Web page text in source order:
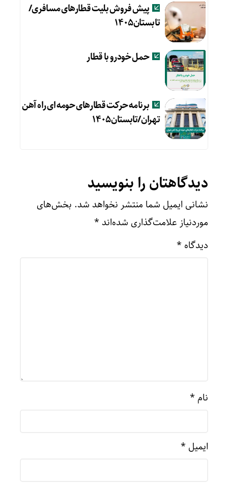
پیش فروش بلیت قطارهای مسافری/
تابستان۱۴۰۵
حمل خودرو با قطار
برنامه حرکت قطارهای حومه ای راه آهن
تهران/تابستان۱۴۰۵
دیدگاهتان را بنویسید
نشانی ایمیل شما منتشر نخواهد شد. بخش‌های
موردنیاز علامت‌گذاری شده‌اند *
دیدگاه *
نام *
ایمیل *